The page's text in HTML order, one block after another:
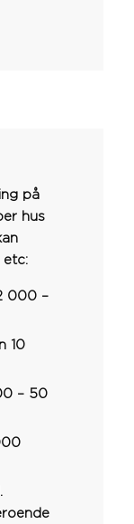
på
hus
etc:
000 –
10
– 50